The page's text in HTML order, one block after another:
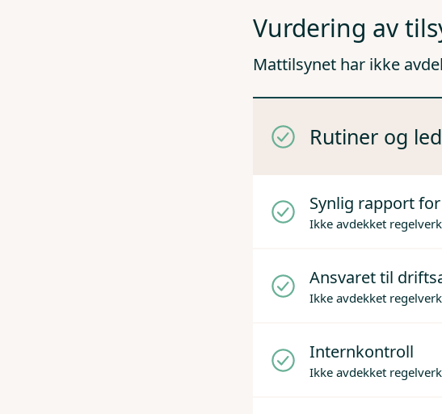
Vurdering av
Mattilsynet har ikke
Rutiner og
Synlig rapport
Ikke avdekket
Ansvaret til
Ikke avdekket
Internkontroll
Ikke avdekket